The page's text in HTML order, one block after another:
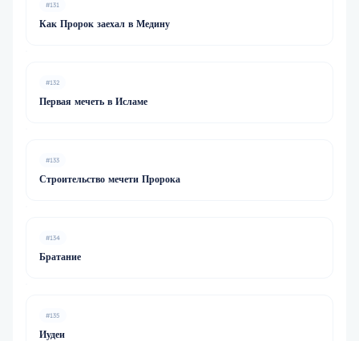
#131
Как Пророк заехал в Медину
#132
Первая мечеть в Исламе
#133
Строительство мечети Пророка
#134
Братание
#135
Иудеи